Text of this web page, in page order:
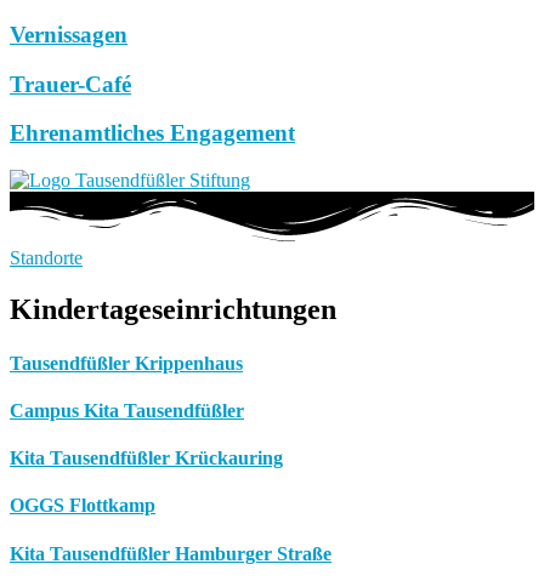
Vernissagen
Trauer-Café
Ehrenamtliches Engagement
Standorte
Kindertageseinrichtungen
Tausendfüßler Krippenhaus
Campus Kita Tausendfüßler
Kita Tausendfüßler Krückauring
OGGS Flottkamp
Kita Tausendfüßler Hamburger Straße